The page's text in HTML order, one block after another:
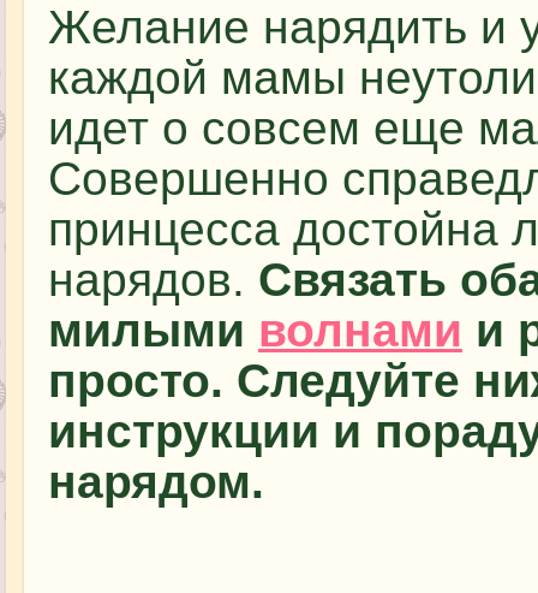
Желание нарядить и
каждой мамы
идет о совсем еще
Совершенно
принцесса достойна
нарядов. Связать
милыми волнами и
просто. Следуйте
инструкции и
нарядом.